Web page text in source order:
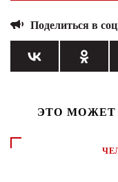
Поделиться в
ЭТО МОЖЕТ